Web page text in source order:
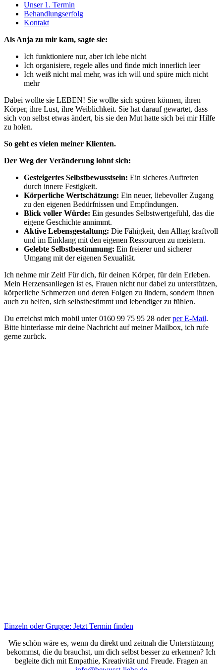
Unser 1. Termin
Behandlungserfolg
Kontakt
Als Anja zu mir kam, sagte sie:
Ich funktioniere nur, aber ich lebe nicht
Ich organisiere, regele alles und finde mich innerlich leer
Ich weiß nicht mal mehr, was ich will und spüre mich nicht
mehr
Dabei wollte sie LEBEN! Sie wollte sich spüren können, ihren
Körper, ihre Lust, ihre Weiblichkeit. Sie hat darauf gewartet, dass
sich von selbst etwas ändert, bis sie den Mut hatte sich bei mir Hilfe
zu holen.
So geht es vielen meiner Klienten.
Der Weg der Veränderung lohnt sich:
Gesteigertes Selbstbewusstsein: Ein sicheres Auftreten
durch innere Festigkeit.
Körperliche Wertschätzung: Ein neuer, liebevoller Zugang
zu den eigenen Bedürfnissen und Empfindungen.
Blick voller Würde: Ein gesundes Selbstwertgefühl, das die
eigene Geschichte annimmt.
Aktive Lebensgestaltung: Die Fähigkeit, den Alltag kraftvoll
und im Einklang mit den eigenen Ressourcen zu meistern.
Gelebte Selbstbestimmung: Ein freierer und sicherer
Umgang mit der eigenen Sexualität.
Ich nehme mir Zeit! Für dich, für deinen Körper, für dein Erleben.
Mein Herzensanliegen ist es, Frauen nicht nur dabei zu unterstützen,
körperliche Schmerzen und deren Folgen zu lindern, sondern ihnen
auch zu helfen, sich selbstbestimmt und lebendiger zu fühlen.
Du erreichst mich mobil unter 0160 99 75 95 28 oderper E-Mail.
Bitte hinterlasse mir deine Nachricht auf meiner Mailbox, ich rufe
gerne zurück.
Einzeln oder Gruppe: Jetzt Termin finden
Wie schön wäre es, wenn du direkt und zeitnah die Unterstützung
bekommst, die du brauchst, um dich selbst besser zu erkennen? Ich
begleite dich mit Empathie, Kreativität und Freude. Fragen an